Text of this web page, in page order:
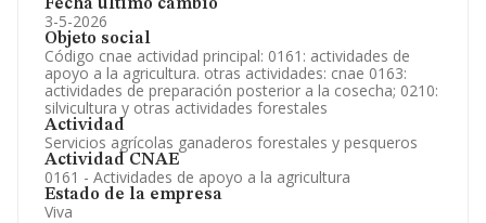
Fecha último cambio
3-5-2026
Objeto social
Código cnae actividad principal: 0161: actividades de
apoyo a la agricultura. otras actividades: cnae 0163:
actividades de preparación posterior a la cosecha; 0210:
silvicultura y otras actividades forestales
Actividad
Servicios agrícolas ganaderos forestales y pesqueros
Actividad CNAE
0161 - Actividades de apoyo a la agricultura
Estado de la empresa
Viva